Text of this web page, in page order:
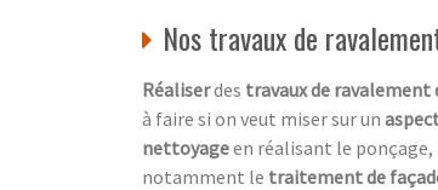
Nos travaux de
Réaliserdes travaux de ravalement
à faire si on veut miser sur un
nettoyageen réalisant le ponçage,
notamment le traitement de